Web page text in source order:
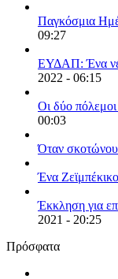
Παγκόσμια
09:27
ΕΥΔΑΠ: Ένα
2022 - 06:15
Οι δύο πόλεμοι
00:03
Όταν
Ένα Ζεϊμπέκικο
Έκκληση για
2021 - 20:25
Πρόσφατα